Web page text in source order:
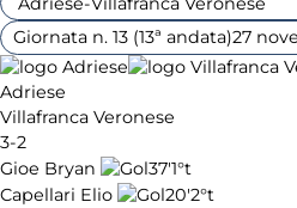
Giornata n. 13 (13ª andata)27
Adriese
Villafranca Veronese
3-2
Gioe Bryan
37'1°t
Capellari Elio
20'2°t